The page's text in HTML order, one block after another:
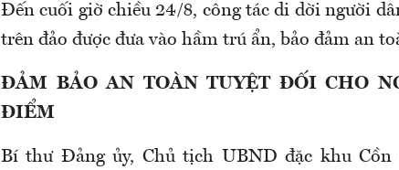
Đến cuối giờ chiều 24/8, công tác di dời người
trên đảo được đưa vào hầm trú ẩn, bảo đảm an
ĐẢM BẢO AN TOÀN TUYỆT ĐỐI CHO
ĐIỂM
Bí thư Đảng ủy, Chủ tịch UBND đặc khu Cồn